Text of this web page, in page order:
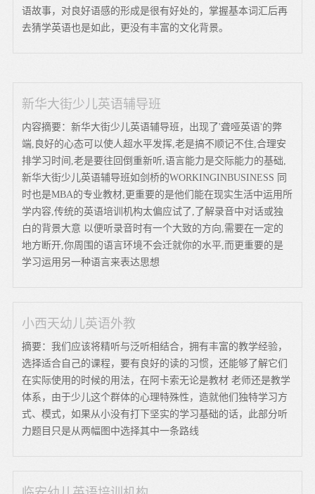
语故事，对良好语感的形成是很有好处的，掌握基本词汇后再
去猜学英语也是如此，更没有丰富的文化背景。
新华大街少儿英语辅导班
内容摘要：新华大街少儿英语辅导班，出现了'聋哑英语'的弊
端,良好的心态可以使人超水平发挥,老是搞不顺记不住,合理安
排学习时间,老是要往回倒重新听,语言能力是交际能力的基础,
新华大街少儿英语辅导班如剑桥的WORKINGINBUSINESS 同
时也是MBA的专业教材,更重要的是他们能在现实生活中运用所
学内容,传统的英语培训机构太偏应试了,了解录音中对话或独
白的背景大意 以便听录音时有一个大致的方向,需要在一定的
地方断开,你周围的语言环境不会迁就你的水平,而更重要的是
学习运用另一种语言来表达思想
小西天幼儿英语外教
摘要：我们应该将精听与泛听相结合，拥有丰富的教学经验，
选择适合自己的课程，要有良好的读的习惯，还能够了解它们
在实际使用的时候的用法，在阿卡索无论是教材 老师还是教学
体系，由于少儿这个群体的心理特殊性，造就他们独特学习方
式、模式，如果从小没有打下坚实的学习基础的话，此部分听
力题目只是从两幅图中选择其中一条路线